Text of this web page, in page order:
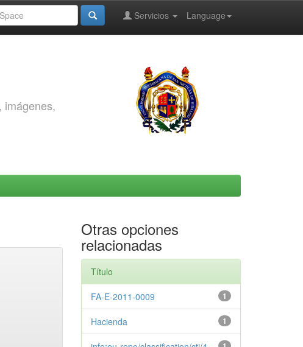
Language
Servicios
imágenes,
Otras opciones
relacionadas
Título
1
FA-E-2011-0009
1
Hacienda